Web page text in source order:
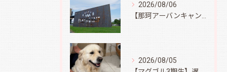
2026/08/06
2026/08/05